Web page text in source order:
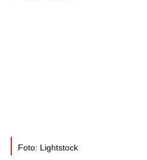
Foto: Lightstock